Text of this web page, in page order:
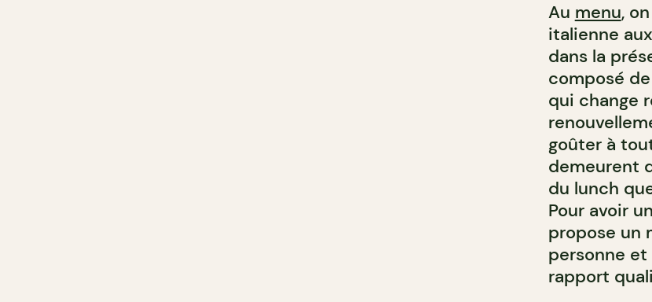
Au menu,
italienne
dans la
composé
qui change
goûter à
demeurent
du lunch
Pour avoir
propose un
personne
rapport